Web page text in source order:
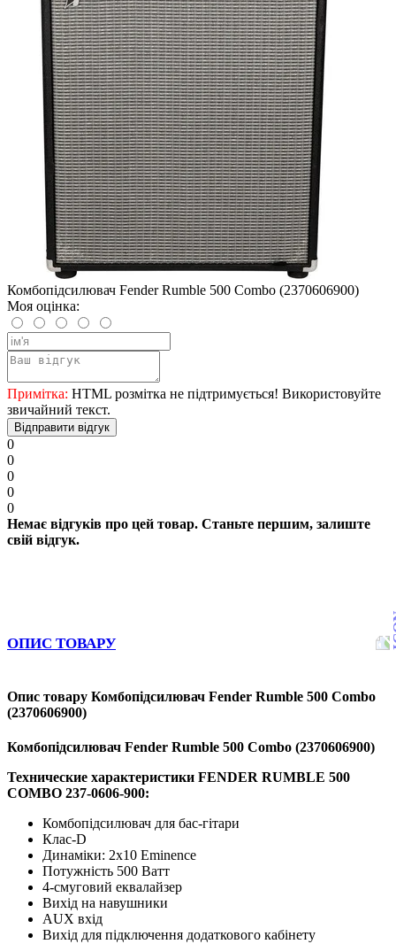
Комбопідсилювач Fender Rumble 500 Combo (2370606900)
Моя оцінка:
Примітка: HTML розмітка не підтримується! Використовуйте
звичайний текст.
Відправити відгук
0
0
0
0
0
Немає відгуків про цей товар. Станьте першим, залиште
свій відгук.
ОПИС ТОВАРУ
Опис товару Комбопідсилювач Fender Rumble 500 Combo
(2370606900)
Комбопідсилювач Fender Rumble 500 Combo (2370606900)
Технические характеристики FENDER RUMBLE 500
COMBO 237-0606-900:
Комбопідсилювач для бас-гітари
Клас-D
Динаміки: 2х10 Eminence
Потужність 500 Ватт
4-смуговий еквалайзер
Вихід на навушники
AUX вхід
Вихід для підключення додаткового кабінету